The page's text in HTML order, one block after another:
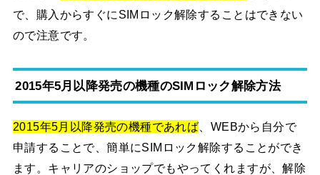
で、購入からすぐにSIMロック解除することはできない
ので注意です。
2015年5月以降発売の機種のSIMロック解除方法
2015年5月以降発売の機種であれば 、WEBから自分で
申請することで、簡単にSIMロック解除することができ
ます。キャリアのショップでもやってくれますが、解除